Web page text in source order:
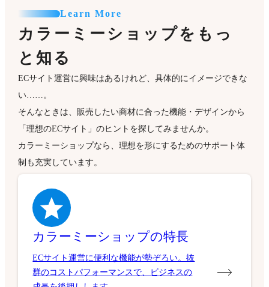
Learn More
カラーミーショップをもっ
と知る
ECサイト運営に興味はあるけれど、具体的にイメージできな
い……。
そんなときは、販売したい商材に合った機能・デザインから
「理想のECサイト」のヒントを探してみませんか。
カラーミーショップなら、理想を形にするためのサポート体
制も充実しています。
カラーミーショップの特長
ECサイト運営に便利な機能が勢ぞろい。抜
群のコストパフォーマンスで、ビジネスの